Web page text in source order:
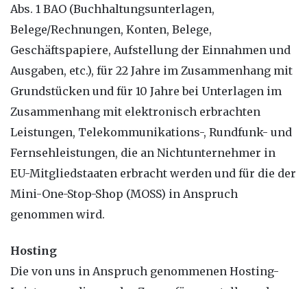
Abs. 1 BAO (Buchhaltungsunterlagen,
Belege/Rechnungen, Konten, Belege,
Geschäftspapiere, Aufstellung der Einnahmen und
Ausgaben, etc.), für 22 Jahre im Zusammenhang mit
Grundstücken und für 10 Jahre bei Unterlagen im
Zusammenhang mit elektronisch erbrachten
Leistungen, Telekommunikations-, Rundfunk- und
Fernsehleistungen, die an Nichtunternehmer in
EU-Mitgliedstaaten erbracht werden und für die der
Mini-One-Stop-Shop (MOSS) in Anspruch
genommen wird.
Hosting
Die von uns in Anspruch genommenen Hosting-